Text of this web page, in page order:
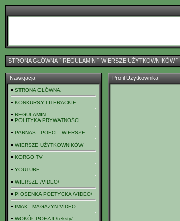
STRONA GŁÓWNAˇ REGULAMIN ˇ WIERSZE UŻYTKOWNIKÓWˇ
Nawigacja
STRONA GŁÓWNA
KONKURSY LITERACKIE
REGULAMIN
POLITYKA PRYWATNOŚCI
PARNAS - POECI - WIERSZE
WIERSZE UŻYTKOWNIKÓW
KORGO TV
YOUTUBE
WIERSZE /VIDEO/
PIOSENKA POETYCKA /VIDEO/
IMAK - MAGAZYN VIDEO
WOKÓŁ POEZJI /teksty/
Profil Użytkownika